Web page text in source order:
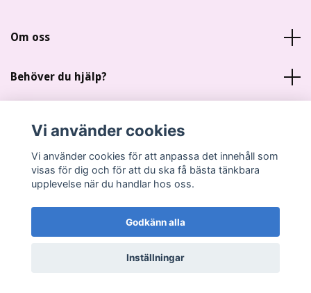
Om oss
Behöver du hjälp?
Sociala medier
© 2026 Miankas Scrap
Vi använder cookies
Vi använder cookies för att anpassa det innehåll som
visas för dig och för att du ska få bästa tänkbara
upplevelse när du handlar hos oss.
Godkänn alla
Inställningar